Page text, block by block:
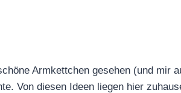
Armkettchen gesehen (und
Von diesen Ideen liegen hier